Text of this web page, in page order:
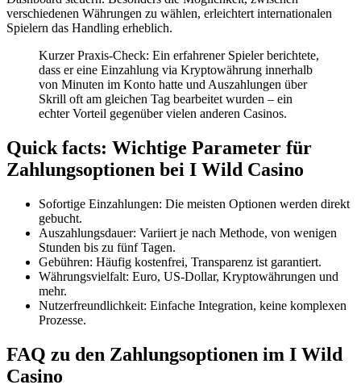
verschiedenen Währungen zu wählen, erleichtert internationalen
Spielern das Handling erheblich.
Kurzer Praxis-Check: Ein erfahrener Spieler berichtete,
dass er eine Einzahlung via Kryptowährung innerhalb
von Minuten im Konto hatte und Auszahlungen über
Skrill oft am gleichen Tag bearbeitet wurden – ein
echter Vorteil gegenüber vielen anderen Casinos.
Quick facts: Wichtige Parameter für
Zahlungsoptionen bei I Wild Casino
Sofortige Einzahlungen: Die meisten Optionen werden direkt
gebucht.
Auszahlungsdauer: Variiert je nach Methode, von wenigen
Stunden bis zu fünf Tagen.
Gebühren: Häufig kostenfrei, Transparenz ist garantiert.
Währungsvielfalt: Euro, US-Dollar, Kryptowährungen und
mehr.
Nutzerfreundlichkeit: Einfache Integration, keine komplexen
Prozesse.
FAQ zu den Zahlungsoptionen im I Wild
Casino